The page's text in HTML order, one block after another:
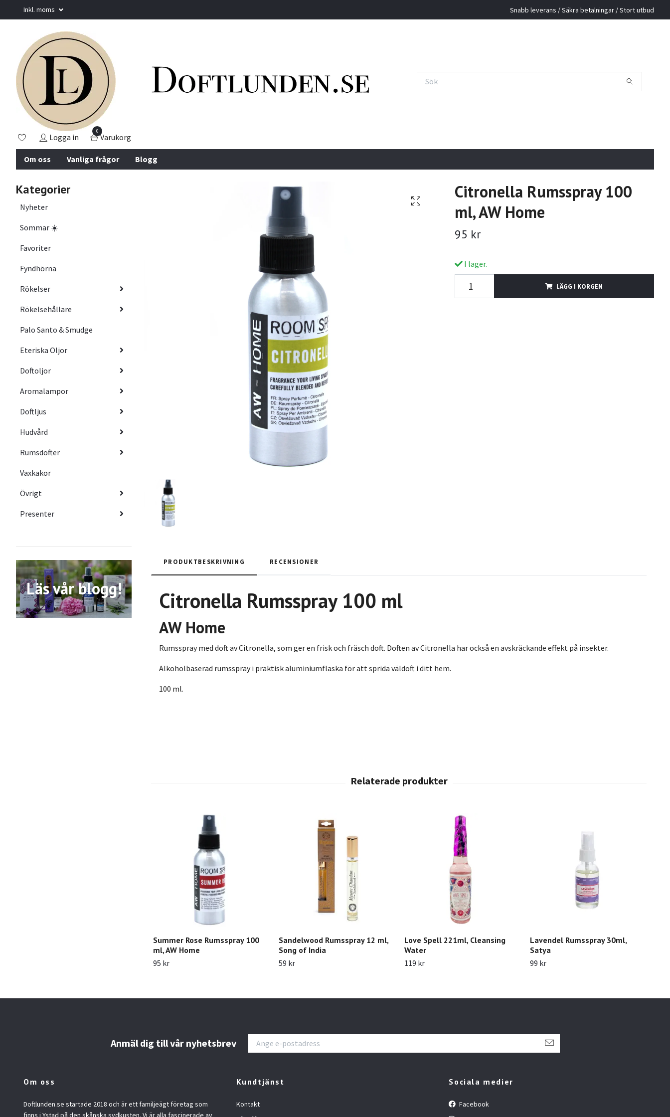
Inkl. moms Snabb leverans / Säkra betalningar / Stort utbud
Logga in
0
Varukorg
Om oss Vanliga frågor Blogg
Kategorier
Nyheter
Sommar ☀️
Favoriter
Fyndhörna
Rökelser
Rökelsehållare
Palo Santo & Smudge
Eteriska Oljor
Doftoljor
Aromalampor
Doftljus
Hudvård
Rumsdofter
Vaxkakor
Övrigt
Presenter
Läs vår blogg!
Citronella Rumsspray 100
ml, AW Home
95 kr
I lager.
LÄGG I KORGEN
PRODUKTBESKRIVNING RECENSIONER
Citronella Rumsspray 100 ml
AW Home
Rumsspray med doft av Citronella, som ger en frisk och fräsch doft. Doften av Citronella har också en avskräckande effekt på insekter.
Alkoholbaserad rumsspray i praktisk aluminiumflaska för att sprida väldoft i ditt hem.
100 ml.
Summer Rose Rumsspray 100
ml, AW Home
95 kr
Sandelwood Rumsspray 12 ml,
Song of India
59 kr
Love Spell 221ml, Cleansing
Water
119 kr
Lavendel Rumsspray 30ml,
Satya
99 kr
Anmäl dig till vår nyhetsbrev
Om oss
Doftlunden.se startade 2018 och är ett familjeägt företag som
finns i Ystad på den skånska sydkusten. Vi är alla fascinerade av
Kundtjänst
Kontakt
Sociala medier
Facebook